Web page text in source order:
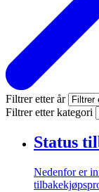
Filtrer etter år
Filtrer etter kategori
Status
Nedenfor er